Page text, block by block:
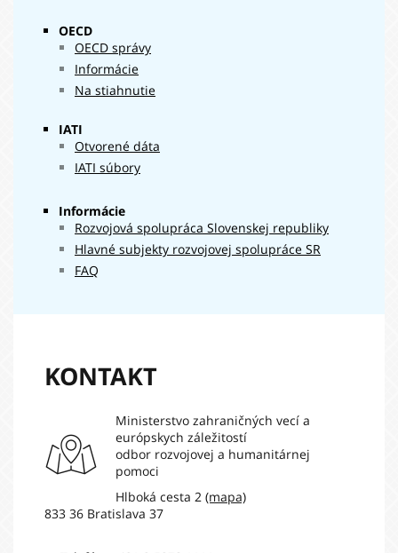
OECD
OECD správy
Informácie
Na stiahnutie
IATI
Otvorené dáta
IATI súbory
Informácie
Rozvojová spolupráca Slovenskej republiky
Hlavné subjekty rozvojovej spolupráce SR
FAQ
KONTAKT
Ministerstvo zahraničných vecí a
európskych záležitostí
odbor rozvojovej a humanitárnej
pomoci
Hlboká cesta 2 (mapa)
833 36 Bratislava 37